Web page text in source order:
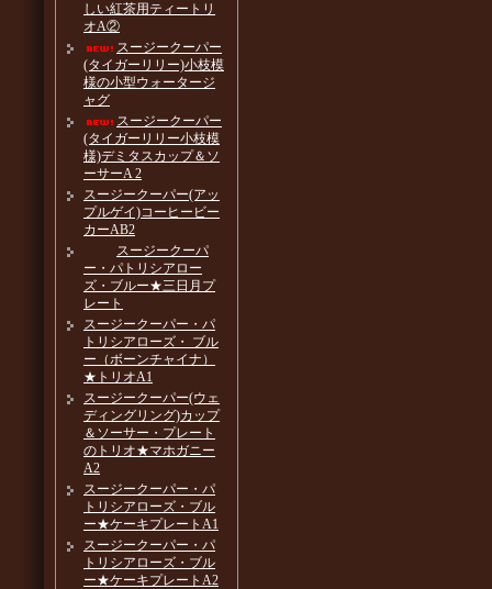
しい紅茶用ティートリ
オA②
スージークーパー
(タイガーリリー)小枝模
様の小型ウォータージ
ャグ
スージークーパー
(タイガーリリー小枝模
様)デミタスカップ＆ソ
ーサーA 2
スージークーパー(アッ
プルゲイ)コーヒービー
カーAB2
スージークーパ
ー・パトリシアロー
ズ・ブルー★三日月プ
レート
スージークーパー・パ
トリシアローズ・ ブル
ー（ボーンチャイナ）
★トリオA1
スージークーパー(ウェ
ディングリング)カップ
＆ソーサー・プレート
のトリオ★マホガニー
A2
スージークーパー・パ
トリシアローズ・ブル
ー★ケーキプレートA1
スージークーパー・パ
トリシアローズ・ブル
ー★ケーキプレートA2